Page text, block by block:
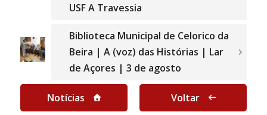
USF A Travessia
Biblioteca Municipal de Celorico da
Beira | A (voz) das Histórias | Lar
de Açores | 3 de agosto
Notícias Voltar